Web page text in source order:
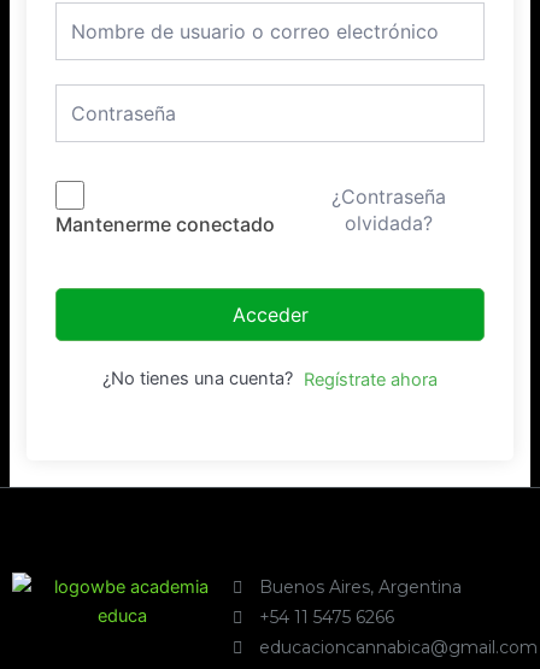
Mantenerme conectado
¿Contraseña
olvidada?
Acceder
¿No tienes una cuenta? Regístrate ahora
Buenos Aires, Argentina
+54 11 5475 6266
educacioncannabica@gmail.com